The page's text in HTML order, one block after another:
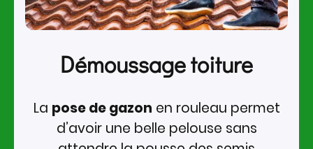
Démoussage toiture
La pose de gazon en rouleau permet
d’avoir une belle pelouse sans